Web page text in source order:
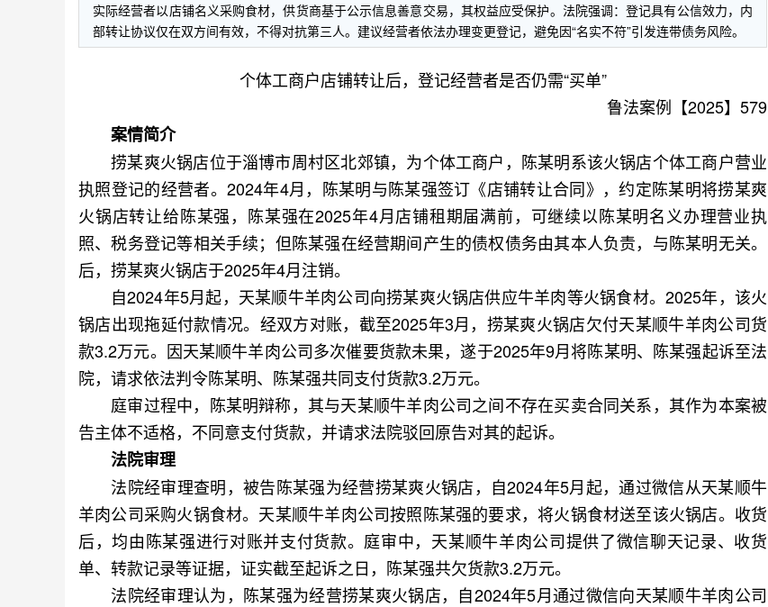
实际经营者以店铺名义采购食材，供货商基于公示信息善意交易，其权益应受保护。法院强调：登记具有公信效力，内
部转让协议仅在双方间有效，不得对抗第三人。建议经营者依法办理变更登记，避免因“名实不符”引发连带债务风险。
个体工商户店铺转让后，登记经营者是否仍需“买单”
鲁法案例【2025】579
案情简介
捞某爽火锅店位于淄博市周村区北郊镇，为个体工商户，陈某明系该火锅店个体工商户营业
执照登记的经营者。2024年4月，陈某明与陈某强签订《店铺转让合同》，约定陈某明将捞某爽
火锅店转让给陈某强，陈某强在2025年4月店铺租期届满前，可继续以陈某明名义办理营业执
照、税务登记等相关手续；但陈某强在经营期间产生的债权债务由其本人负责，与陈某明无关。
后，捞某爽火锅店于2025年4月注销。
自2024年5月起，天某顺牛羊肉公司向捞某爽火锅店供应牛羊肉等火锅食材。2025年，该火
锅店出现拖延付款情况。经双方对账，截至2025年3月，捞某爽火锅店欠付天某顺牛羊肉公司货
款3.2万元。因天某顺牛羊肉公司多次催要货款未果，遂于2025年9月将陈某明、陈某强起诉至法
院，请求依法判令陈某明、陈某强共同支付货款3.2万元。
庭审过程中，陈某明辩称，其与天某顺牛羊肉公司之间不存在买卖合同关系，其作为本案被
告主体不适格，不同意支付货款，并请求法院驳回原告对其的起诉。
法院审理
法院经审理查明，被告陈某强为经营捞某爽火锅店，自2024年5月起，通过微信从天某顺牛
羊肉公司采购火锅食材。天某顺牛羊肉公司按照陈某强的要求，将火锅食材送至该火锅店。收货
后，均由陈某强进行对账并支付货款。庭审中，天某顺牛羊肉公司提供了微信聊天记录、收货
单、转款记录等证据，证实截至起诉之日，陈某强共欠货款3.2万元。
法院经审理认为，陈某强为经营捞某爽火锅店，自2024年5月通过微信向天某顺牛羊肉公司